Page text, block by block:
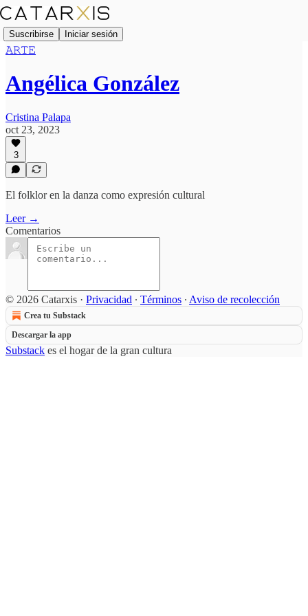
Suscribirse Iniciar sesión
𝙰𝚁𝚃𝙴
Angélica González
Cristina Palapa
oct 23, 2023
3
El folklor en la danza como expresión cultural
Leer →
Comentarios
© 2026 Catarxis · Privacidad ∙ Términos ∙ Aviso de recolección
Crea tu Substack
Descargar la app
Substack es el hogar de la gran cultura